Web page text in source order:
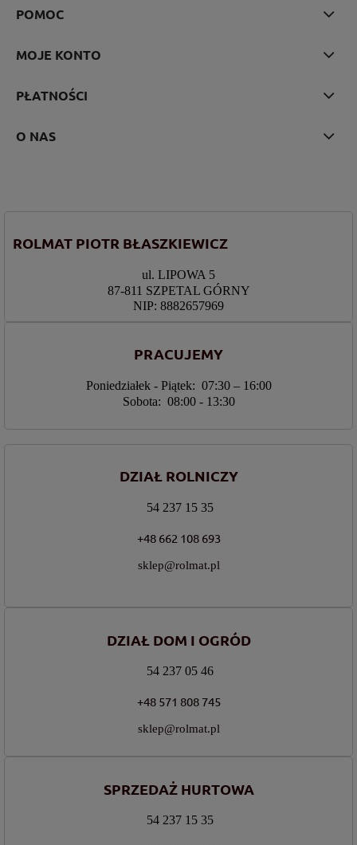
POMOC
MOJE KONTO
PŁATNOŚCI
O NAS
ROLMAT PIOTR BŁASZKIEWICZ
ul. LIPOWA 5
87-811 SZPETAL GÓRNY
NIP: 8882657969
PRACUJEMY
Poniedziałek - Piątek: 07:30 – 16:00
Sobota: 08:00 - 13:30
DZIAŁ ROLNICZY
54 237 15 35
+48 662 108 693
sklep@rolmat.pl
DZIAŁ DOM I OGRÓD
54 237 05 46
+48 571 808 745
sklep@rolmat.pl
SPRZEDAŻ HURTOWA
54 237 15 35